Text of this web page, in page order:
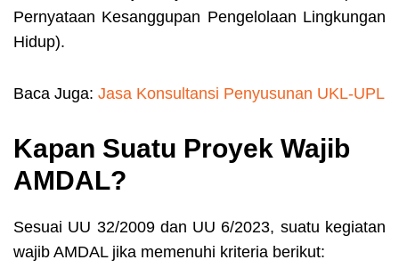
Pernyataan Kesanggupan Pengelolaan Lingkungan
Hidup).
Baca Juga: Jasa Konsultansi Penyusunan UKL-UPL
Kapan Suatu Proyek Wajib
AMDAL?
Sesuai UU 32/2009 dan UU 6/2023, suatu kegiatan
wajib AMDAL jika memenuhi kriteria berikut: